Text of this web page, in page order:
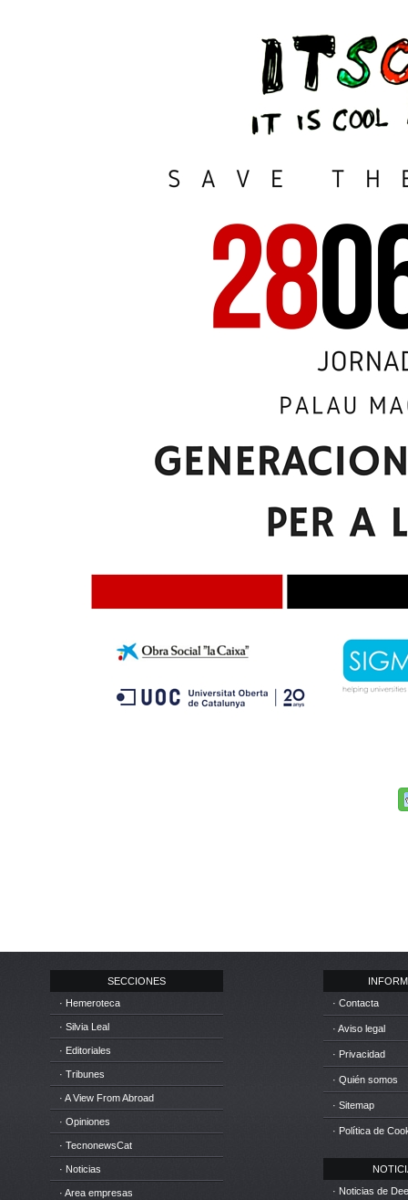
SECCIONES
· Hemeroteca
· Silvia Leal
· Editoriales
· Tribunes
· A View From Abroad
· Opiniones
· TecnonewsCat
· Noticias
· Area empresas
· Contacta
· Aviso legal
· Privacidad
· Quién somos
· Sitemap
· Política de
· Noticias de